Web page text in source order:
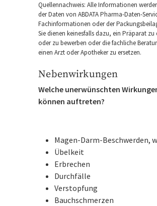
Quellennachweis: Alle Informationen
der Daten von ABDATA Pharma-Daten-
Fachinformationen oder der
Sie dienen keinesfalls dazu, ein Präparat zu
oder zu bewerben oder die fachliche
einen Arzt oder Apotheker zu ersetzen.
Nebenwirkungen
Welche unerwünschten
können auftreten?
Magen-Darm-Beschwerden,
Übelkeit
Erbrechen
Durchfälle
Verstopfung
Bauchschmerzen